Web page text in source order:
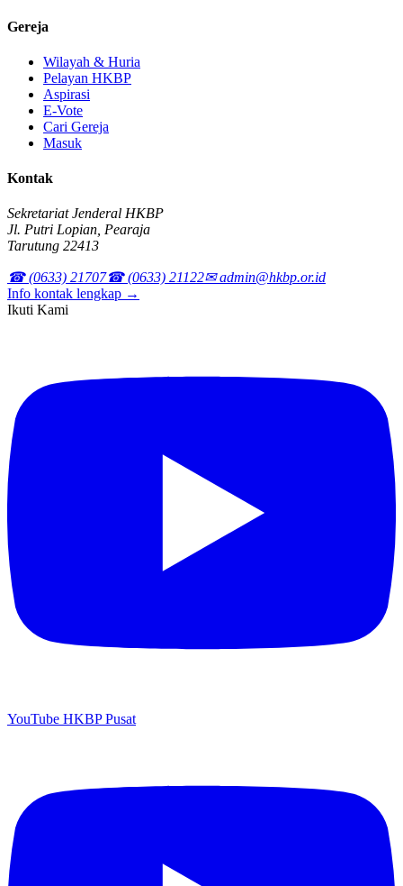
Gereja
Wilayah & Huria
Pelayan HKBP
Aspirasi
E-Vote
Cari Gereja
Masuk
Kontak
Sekretariat Jenderal HKBP
Jl. Putri Lopian, Pearaja
Tarutung 22413
☎ (0633) 21707☎ (0633) 21122✉ admin@hkbp.or.id
Info kontak lengkap →
Ikuti Kami
YouTube HKBP Pusat